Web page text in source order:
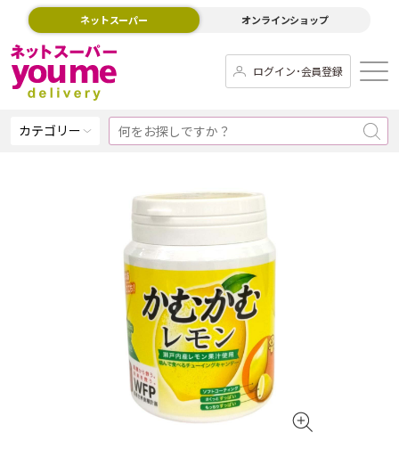
ネットスーパー オンラインショップ
ログイン･会員登録
カテゴリー